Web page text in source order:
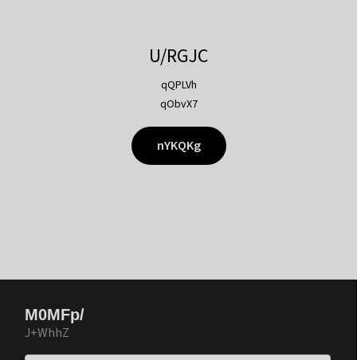
U/RGJC
qQPLVh
qObvX7
nYKQKg
M0MFp/
J+WhhZ